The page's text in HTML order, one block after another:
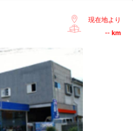
現在地より
-- km